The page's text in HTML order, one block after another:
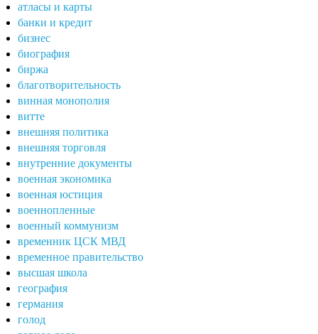
атласы и карты
банки и кредит
бизнес
биография
биржа
благотворительность
винная монополия
витте
внешняя политика
внешняя торговля
внутренние документы
военная экономика
военная юстиция
военнопленные
военный коммунизм
временник ЦСК МВД
временное правительство
высшая школа
география
германия
голод